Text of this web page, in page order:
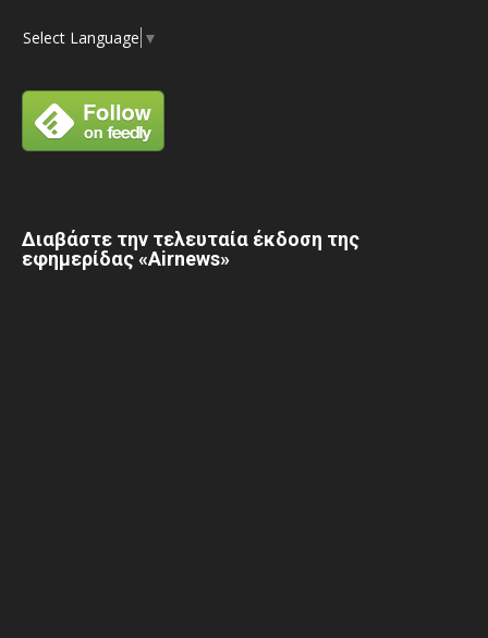
Select Language ▼
Διαβάστε την τελευταία έκδοση της
εφημερίδας «Airnews»